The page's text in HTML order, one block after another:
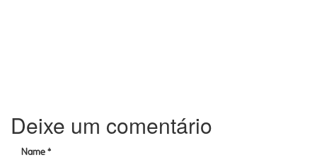
Deixe um comentário
Name *